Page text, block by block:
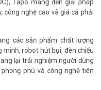
30 ft
114 độ
Báo động bằng âm thanh
với Google Assistant và
Tapo mang đến giải pháp
công nghệ cao và giá cả phải
các sản phẩm chất lượng
minh, robot hút bụi, đèn chiếu
lại trải nghiệm người dùng
phú và công nghệ tiên